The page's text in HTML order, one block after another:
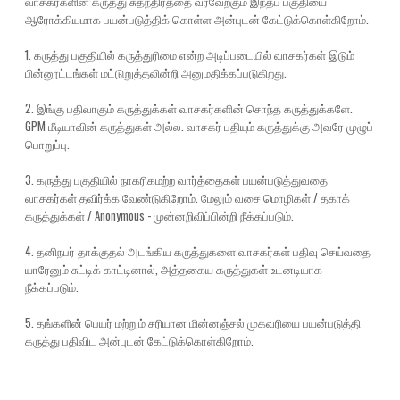
ஆரோக்கியமாக பயன்படுத்திக் கொள்ள அன்புடன் கேட்டுக்கொள்கிறோம்.
1. கருத்து பகுதியில் கருத்துரிமை என்ற அடிப்படையில் வாசகர்கள் இடும்
பின்னூட்டங்கள் மட்டுறுத்தலின்றி அனுமதிக்கப்படுகிறது.
2. இங்கு பதிவாகும் கருத்துக்கள் வாசகர்களின் சொந்த கருத்துக்களே.
GPM மீடியாவின் கருத்துகள் அல்ல. வாசகர் பதியும் கருத்துக்கு அவரே முழுப்
பொறுப்பு.
3. கருத்து பகுதியில் நாகரிகமற்ற வார்த்தைகள் பயன்படுத்துவதை
வாசகர்கள் தவிர்க்க வேண்டுகிறோம். மேலும் வசை மொழிகள் / தகாக்
கருத்துக்கள் / Anonymous - முன்னறிவிப்பின்றி நீக்கப்படும்.
4. தனிநபர் தாக்குதல் அடங்கிய கருத்துகளை வாசகர்கள் பதிவு செய்வதை
யாரேனும் சுட்டிக் காட்டினால், அத்தகைய கருத்துகள் உடனடியாக
நீக்கப்படும்.
5. தங்களின் பெயர் மற்றும் சரியான மின்னஞ்சல் முகவரியை பயன்படுத்தி
கருத்து பதிவிட அன்புடன் கேட்டுக்கொள்கிறோம்.